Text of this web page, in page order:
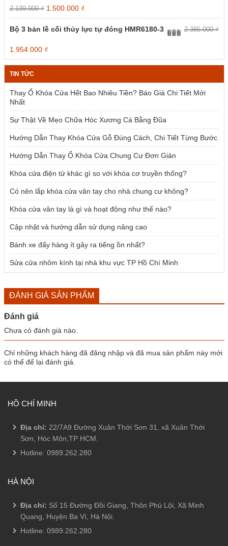
2.139.000₫ Giá
gốc
là:
2.139.000 ₫.
1.500.000 ₫Giá
hiện
là:
Bộ 3 bản lề cối thủy lực tự đóng HMR6180-3 2.385.000₫
Giá
gốc
là:
2.385.000 ₫.
1.954.000 ₫Giá
hiện
tại
1.954.000 ₫.
TIN TỨC
Thay Ổ Khóa Cửa Hết Bao Nhiêu Tiền? Báo Giá Chi Tiết Mới
Nhất
Sự Thật Về Mẹo Chữa Hóc Xương Cá Bằng Đũa
Hướng Dẫn Thay Khóa Cửa Gỗ Đúng Cách, Chi Tiết Từng Bước
Hướng Dẫn Thay Ổ Khóa Cửa Chung Cư Đơn Giản
Khóa cửa điện tử khác gì so với khóa cơ truyền thống?
Có nên lắp khóa cửa vân tay cho nhà chung cư không?
Khóa cửa vân tay là gì và hoạt động như thế nào?
Cập nhật và hướng dẫn sử dụng nâng cao
Bánh xe đẩy hàng ít gây ra tiếng ồn nhất?
Sửa cửa nhôm kính tại nhà khu vực TP Hồ Chí Minh
ĐÁNH GIÁ SẢN PHẨM
Đánh giá
Chưa có đánh giá nào.
Chỉ những khách hàng đã đăng nhập và đã mua sản phẩm này mới
có thể để lại đánh giá.
HỒ CHÍ MINH
Địa chỉ: 22/7A9 Đường Xuân Thới Sơn 31, xã Xuân Thới
Sơn, Hóc Môn,TP HCM.
Hotline: 0989.262.280
HÀ NỘI
Địa chỉ: Số 15 Đường Đồi Giang, Thôn Phú Lội, Xã Minh
Quang, Huyện Ba Vì, Hà Nội.
Hotline: 0989.262.280